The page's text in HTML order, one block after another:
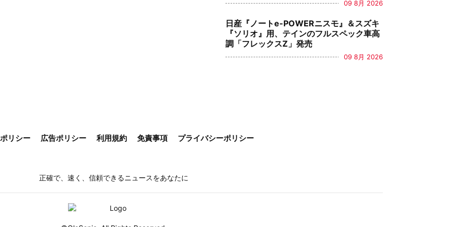
09 8月 2026
日産『ノートe-POWERニスモ』＆スズキ
『ソリオ』用、テインのフルスペック車高
調「フレックスZ」発売
09 8月 2026
リシー 広告ポリシー 利用規約 免責事項 プライバシーポリシー
正確で、速く、信頼できるニュースをあなたに